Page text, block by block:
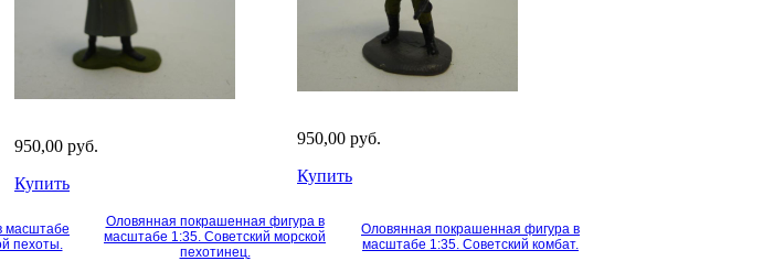
950,00 руб.
Купить
950,00 руб.
Купить
масштабе
пехоты.
Оловянная покрашенная фигура в
масштабе 1:35. Советский морской
пехотинец.
Оловянная покрашенная фигура в
масштабе 1:35. Советский комбат.